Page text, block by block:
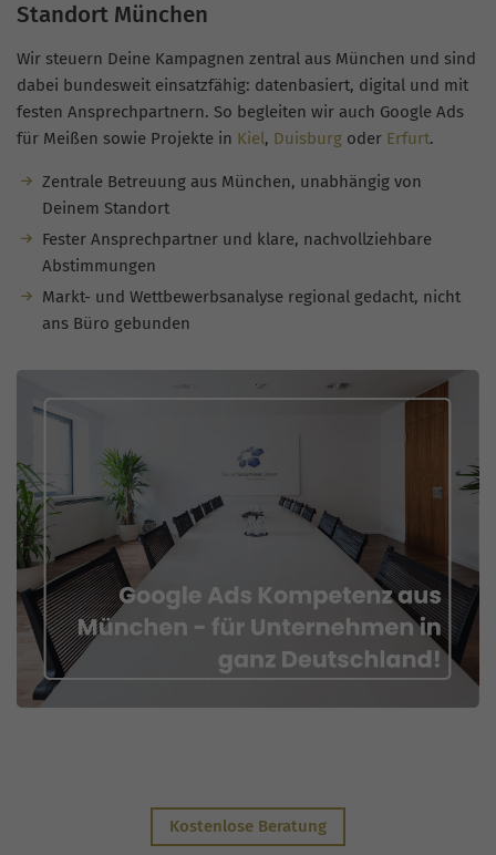
Standort München
Wir steuern Deine Kampagnen zentral aus München und sind
dabei bundesweit einsatzfähig: datenbasiert, digital und mit
festen Ansprechpartnern. So begleiten wir auch Google Ads
für Meißen sowie Projekte in Kiel, Duisburg oder Erfurt.
Zentrale Betreuung aus München, unabhängig von
Deinem Standort
Fester Ansprechpartner und klare, nachvollziehbare
Abstimmungen
Markt- und Wettbewerbsanalyse regional gedacht, nicht
ans Büro gebunden
Kostenlose Beratung